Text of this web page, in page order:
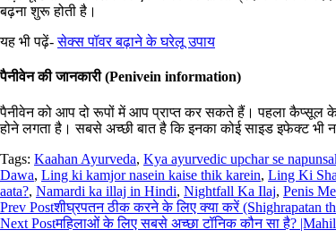
बढ़ना शुरू होती है।
यह भी पढ़ें-सेक्स पॉवर बढ़ाने के घरेलू उपाय
पैनीवेन की जानकारी (Penivein information)
पैनीवेन को आप दो रूपों में आप प्राप्त कर सकते हैं। पहला कैप्सूल
होने लगता है। सबसे अच्छी बात है कि इनका कोई साइड इफेक्ट
Tags: Kaahan Ayurveda, Kya ayurvedic upchar se
Dawa, Ling ki kamjor nasein kaise thik karein, Ling Ki
aata?, Namardi ka illaj in Hindi, Nightfall Ka Ilaj, Penis
Post
navigation
Prev Postशीघ्रपतन ठीक करने के लिए क्या करें (Shighrapatan
Next Postमहिलाओं के लिए सबसे अच्छा टॉनिक कौन सा है?